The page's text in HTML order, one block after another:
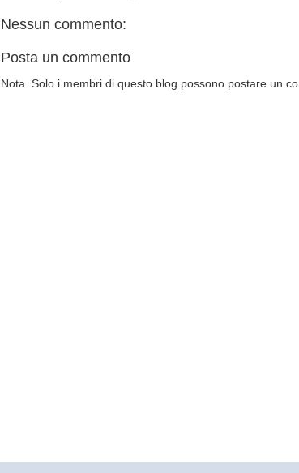
Nessun commento:
Posta un commento
Nota. Solo i membri di questo blog possono postare un